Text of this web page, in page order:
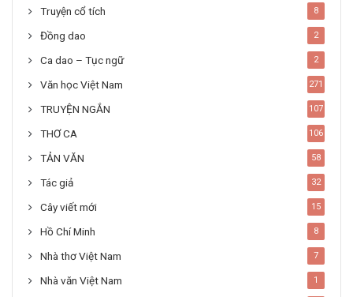
Truyện cổ tích 8
Đồng dao 2
Ca dao – Tục ngữ 2
Văn học Việt Nam 271
TRUYỆN NGẮN 107
THƠ CA 106
TẢN VĂN 58
Tác giả 32
Cây viết mới 15
Hồ Chí Minh 8
Nhà thơ Việt Nam 7
Nhà văn Việt Nam 1